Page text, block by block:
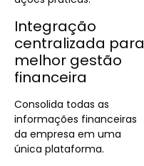
Integração
centralizada para
melhor gestão
financeira
Consolida todas as
informações financeiras
da empresa em uma
única plataforma.